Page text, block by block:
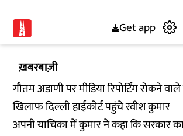
Get app
ख़बरबाज़ी
गौतम अडाणी पर मीडिया रिपोर्टिंग रोकने
खिलाफ दिल्ली हाईकोर्ट पहुंचे रवीश कुमार
अपनी याचिका में कुमार ने कहा कि सरकार